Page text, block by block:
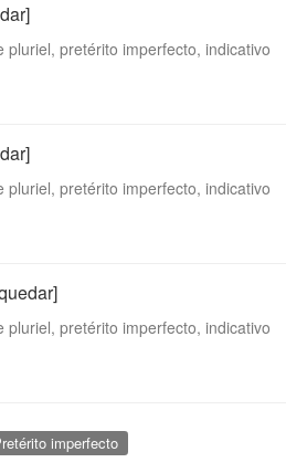
pluriel, pretérito imperfecto, indicativo
pluriel, pretérito imperfecto, indicativo
pluriel, pretérito imperfecto, indicativo
imperfecto